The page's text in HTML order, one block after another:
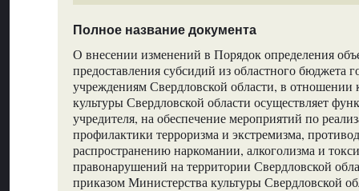
Полное название документа
О внесении изменений в Порядок определения
предоставления субсидий из областного бюджета
учреждениям Свердловской области, в отношении
культуры Свердловской области осуществляет
учредителя, на обеспечение мероприятий по
профилактики терроризма и экстремизма,
распространению наркомании, алкоголизма и
правонарушений на территории Свердловской
приказом Министерства культуры Свердловской